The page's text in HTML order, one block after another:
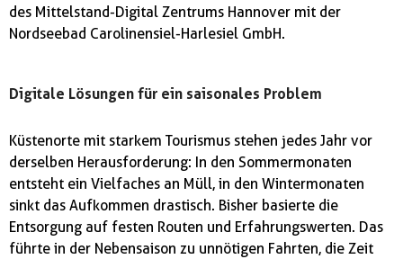
des Mittelstand-Digital Zentrums Hannover mit der
Nordseebad Carolinensiel-Harlesiel GmbH.
Digitale Lösungen für ein saisonales Problem
Küstenorte mit starkem Tourismus stehen jedes Jahr vor
derselben Herausforderung: In den Sommermonaten
entsteht ein Vielfaches an Müll, in den Wintermonaten
sinkt das Aufkommen drastisch. Bisher basierte die
Entsorgung auf festen Routen und Erfahrungswerten. Das
führte in der Nebensaison zu unnötigen Fahrten, die Zeit